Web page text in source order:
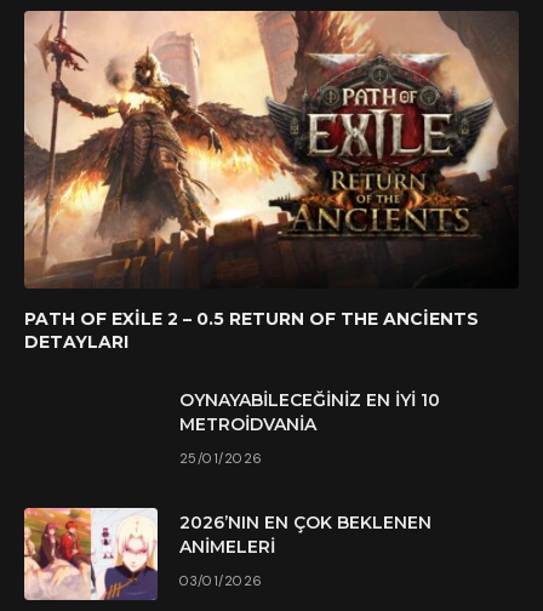
PATH OF EXILE 2 – 0.5 RETURN OF THE ANCIENTS
DETAYLARI
OYNAYABILECEĞINIZ EN İYI 10
METROIDVANIA
25/01/2026
2026’NIN EN ÇOK BEKLENEN
ANIMELERI
03/01/2026